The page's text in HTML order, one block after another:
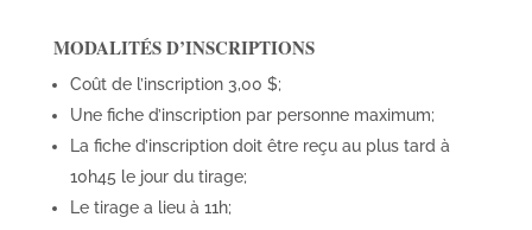
MODALITÉS D’INSCRIPTIONS
Coût de l’inscription 3,00 $;
Une fiche d’inscription par personne maximum;
La fiche d’inscription doit être reçu au plus tard à
10h45 le jour du tirage;
Le tirage a lieu à 11h;